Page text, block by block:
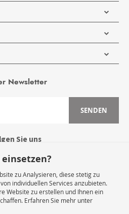
Newsletter
SENDEN
Sie uns
Widerruf Starten
zu Analysieren, diese stetig zu
individuellen Services anzubieten.
Website zu erstellen und Ihnen ein
Erfahren Sie mehr unter